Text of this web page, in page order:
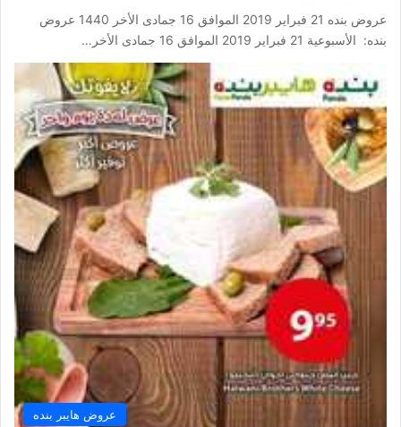
عروض بنده 21 فبراير 2019 الموافق 16 جمادى الأخر 1440 عروض
بنده: الأسبوعية 21 فبراير 2019 الموافق 16 جمادى الأخر…
عروض هايبر بنده